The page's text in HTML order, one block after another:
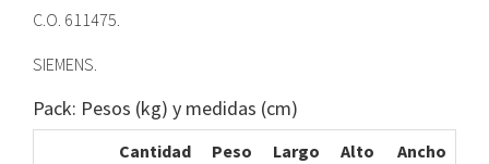
C.O. 611475.
SIEMENS.
Pack: Pesos (kg) y medidas (cm)
Cantidad Peso Largo Alto
Ancho